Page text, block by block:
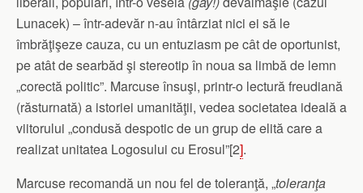
Lunacek) – într-adevăr n-au întârziat nici ei să le
îmbrăţişeze cauza, cu un entuziasm pe cât de oportunist,
pe atât de searbăd şi stereotip în noua sa limbă de lemn
„corectă politic”. Marcuse însuşi, printr-o lectură freudiană
(răsturnată) a istoriei umanităţii, vedea societatea ideală a
viitorului „condusă despotic de un grup de elită care a
realizat unitatea Logosului cu Erosul”[2].
Marcuse recomandă un nou fel de toleranţă, „toleranţa